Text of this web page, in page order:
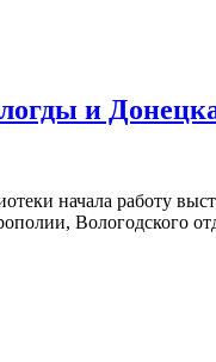
и
начала работу
Вологодского